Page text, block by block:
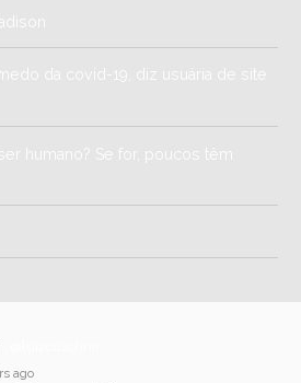
da covid-19, diz usuária de site
humano? Se for, poucos têm
ago